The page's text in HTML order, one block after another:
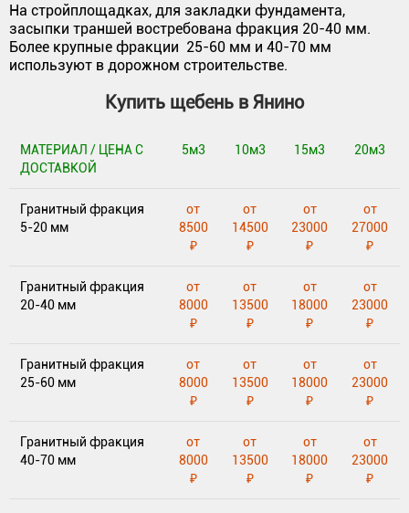
На стройплощадках, для закладки фундамента,
засыпки траншей востребована фракция 20-40 мм.
Более крупные фракции 25-60 мм и 40-70 мм
используют в дорожном строительстве.
Купить щебень в Янино
МАТЕРИАЛ / ЦЕНА С
ДОСТАВКОЙ
5м3 10м3 15м3 20м3
Гранитный фракция
5-20 мм
от
8500
₽
от
14500
₽
от
23000
₽
от
27000
₽
Гранитный фракция
20-40 мм
от
8000
₽
от
13500
₽
от
18000
₽
от
23000
₽
Гранитный фракция
25-60 мм
от
8000
₽
от
13500
₽
от
18000
₽
от
23000
₽
Гранитный фракция
40-70 мм
от
8000
₽
от
13500
₽
от
18000
₽
от
23000
₽